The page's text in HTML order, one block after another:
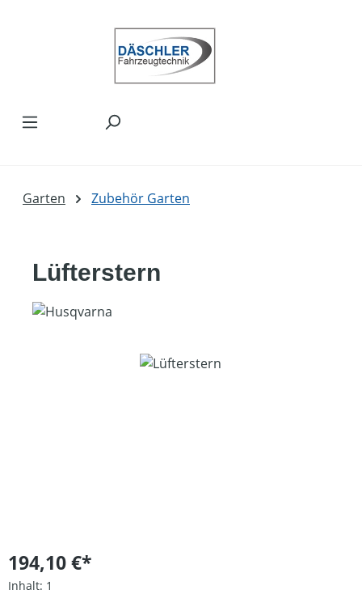
Garten Zubehör Garten
Lüfterstern
Bildergalerie überspringen
194,10 €*
Inhalt: 1